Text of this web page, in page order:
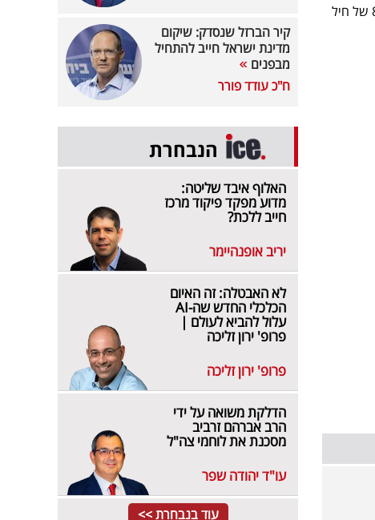
היוקרתית של הצבא, גם מייסדי Aim חייבים חלק מההצלחה לצה"ל, שכן, השניים שירתו ביחידת 8200 של חיל
קיר הברזל שנסדק: שיקום
מדינת ישראל חייב להתחיל
מבפנים
ח"כ עודד פורר
הנבחרת
האלוף איבד שליטה:
מדוע מפקד פיקוד מרכז
חייב ללכת?
יריב אופנהיימר
לא האבטלה: זה האיום
הכלכלי החדש שה-AI
עלול להביא לעולם |
פרופ' ירון זליכה
פרופ' ירון זליכה
הדלקת משואה על ידי
הרב אברהם זרביב
מסכנת את לוחמי צה"ל
עו"ד יהודה שפר
עוד בנבחרת >>